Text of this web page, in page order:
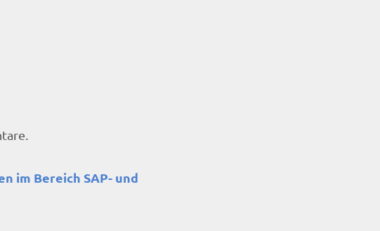
im Bereich SAP- und